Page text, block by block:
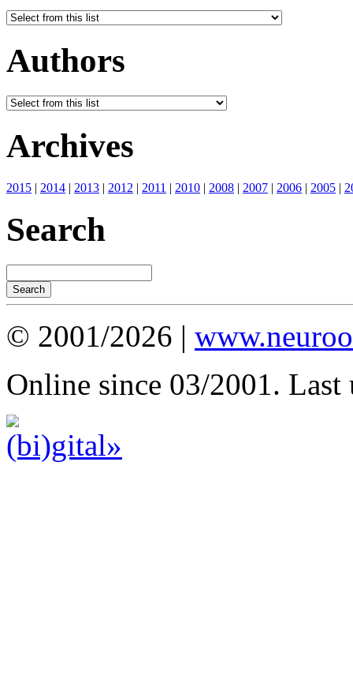
Authors
Archives
2015 | 2014 | 2013 | 2012 | 2011 | 2010 | 2008 | 2007 | 2006 | 2005 |
Search
© 2001/2026 |
Online since 03/2001. Last